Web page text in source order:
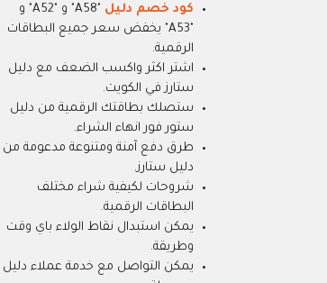
كود خصم دليل
"A58" و "A52" و
"A53" يخفض سعر جميع البطاقات
الرقمية.
اشتر اكثر واكسب الضعف مع دليل
ستارز في الكويت.
ستصلك بطاقتك الرقمية من دليل
ستور فور انهاء الشراء.
طرق دفع آمنة ومتنوعة مدعومة من
دليل ستارز.
شروحات لكيفية شراء مختلف
البطاقات الرقمية.
يمكن استبدال نقاط الولاء باي وقت
وطريقة.
يمكن التواصل مع خدمة عملاء دليل